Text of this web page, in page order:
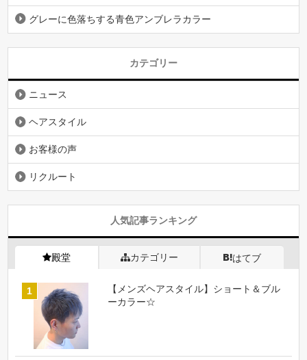
グレーに色落ちする青色アンブレラカラー
カテゴリー
ニュース
ヘアスタイル
お客様の声
リクルート
人気記事ランキング
殿堂 カテゴリー はてブ
【メンズヘアスタイル】ショート＆ブル
ーカラー☆